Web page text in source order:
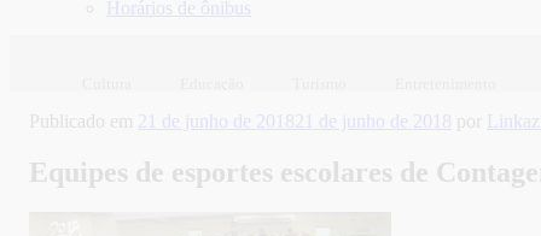
Horários de ônibus
Publicado em 21 de junho de 2018 21 de junho de 2018 por
Equipes de esportes escolares de